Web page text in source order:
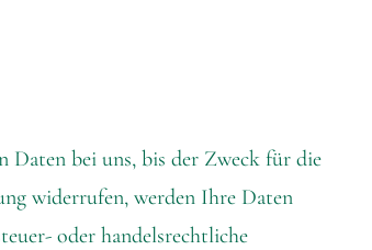
Daten bei uns, bis der Zweck für die
widerrufen, werden Ihre Daten
oder handelsrechtliche